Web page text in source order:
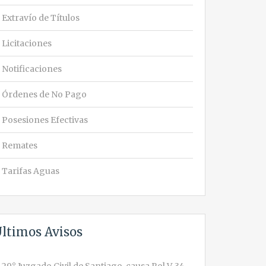
Extravío de Títulos
Licitaciones
Notificaciones
Órdenes de No Pago
Posesiones Efectivas
Remates
Tarifas Aguas
Avisos